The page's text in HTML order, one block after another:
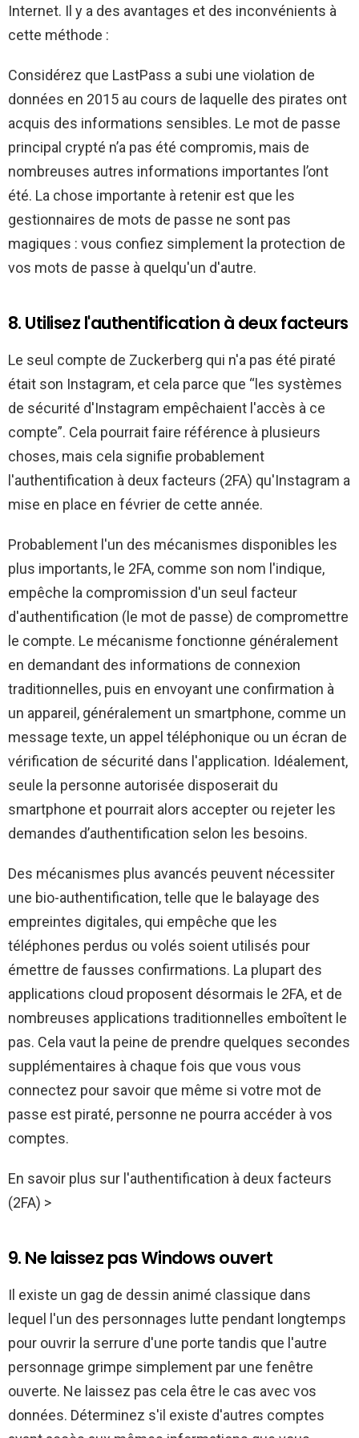
Internet. Il y a des avantages et des inconvénients à
cette méthode :
Considérez que LastPass a subi une violation de
données en 2015 au cours de laquelle des pirates ont
acquis des informations sensibles. Le mot de passe
principal crypté n’a pas été compromis, mais de
nombreuses autres informations importantes l’ont
été. La chose importante à retenir est que les
gestionnaires de mots de passe ne sont pas
magiques : vous confiez simplement la protection de
vos mots de passe à quelqu'un d'autre.
8. Utilisez l'authentification à deux facteurs
Le seul compte de Zuckerberg qui n'a pas été piraté
était son Instagram, et cela parce que “les systèmes
de sécurité d'Instagram empêchaient l'accès à ce
compte”. Cela pourrait faire référence à plusieurs
choses, mais cela signifie probablement
l'authentification à deux facteurs (2FA) qu'Instagram a
mise en place en février de cette année.
Probablement l'un des mécanismes disponibles les
plus importants, le 2FA, comme son nom l'indique,
empêche la compromission d'un seul facteur
d'authentification (le mot de passe) de compromettre
le compte. Le mécanisme fonctionne généralement
en demandant des informations de connexion
traditionnelles, puis en envoyant une confirmation à
un appareil, généralement un smartphone, comme un
message texte, un appel téléphonique ou un écran de
vérification de sécurité dans l'application. Idéalement,
seule la personne autorisée disposerait du
smartphone et pourrait alors accepter ou rejeter les
demandes d’authentification selon les besoins.
Des mécanismes plus avancés peuvent nécessiter
une bio-authentification, telle que le balayage des
empreintes digitales, qui empêche que les
téléphones perdus ou volés soient utilisés pour
émettre de fausses confirmations. La plupart des
applications cloud proposent désormais le 2FA, et de
nombreuses applications traditionnelles emboîtent le
pas. Cela vaut la peine de prendre quelques secondes
supplémentaires à chaque fois que vous vous
connectez pour savoir que même si votre mot de
passe est piraté, personne ne pourra accéder à vos
comptes.
En savoir plus sur l'authentification à deux facteurs
(2FA) >
9. Ne laissez pas Windows ouvert
Il existe un gag de dessin animé classique dans
lequel l'un des personnages lutte pendant longtemps
pour ouvrir la serrure d'une porte tandis que l'autre
personnage grimpe simplement par une fenêtre
ouverte. Ne laissez pas cela être le cas avec vos
données. Déterminez s'il existe d'autres comptes